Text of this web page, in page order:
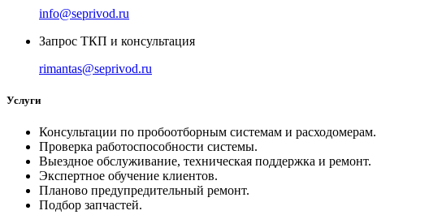
info@seprivod.ru
Запрос ТКП и консультация
rimantas@seprivod.ru
Услуги
Консультации по пробоотборным системам и расходомерам.
Проверка работоспособности системы.
Выездное обслуживание, техническая поддержка и ремонт.
Экспертное обучение клиентов.
Планово предупредительный ремонт.
Подбор запчастей.